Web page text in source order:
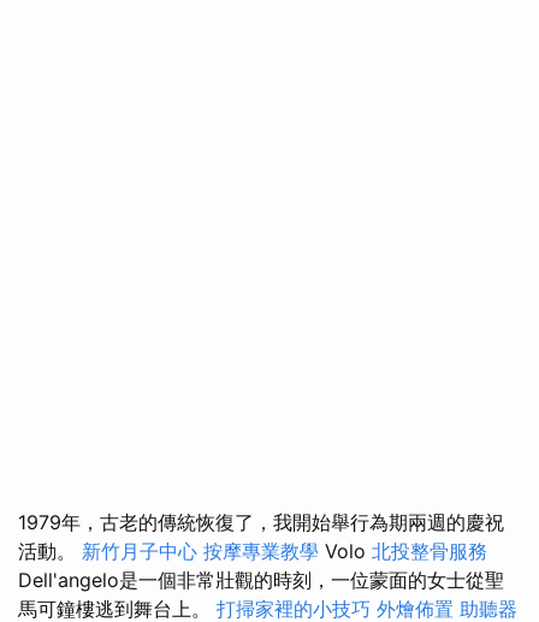
1979年，古老的傳統恢復了，我開始舉行為期兩週的慶祝
活動。 新竹月子中心 按摩專業教學 Volo 北投整骨服務
Dell'angelo是一個非常壯觀的時刻，一位蒙面的女士從聖
馬可鐘樓逃到舞台上。 打掃家裡的小技巧 外燴佈置 助聽器